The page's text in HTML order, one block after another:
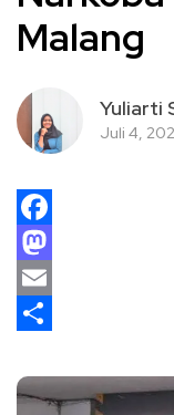
Malang
Yuliarti
Juli 4,
Facebook
Mastodon
Email